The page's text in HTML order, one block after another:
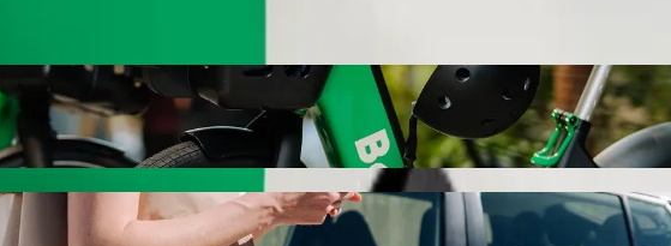
s Bolt vožnjom na zahtjev